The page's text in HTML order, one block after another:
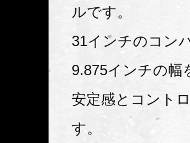
ルです。
31インチのコン
9.875インチの幅
安定感とコント
す。